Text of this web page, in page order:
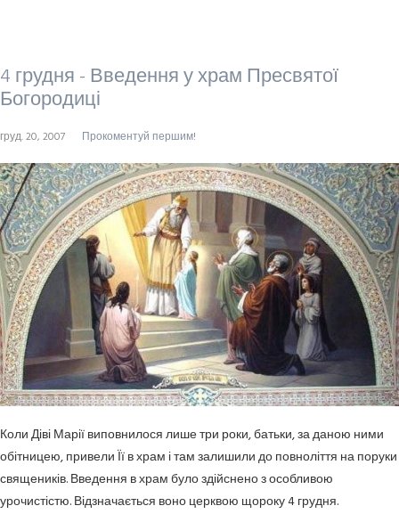
4 грудня - Введення у храм Пресвятої
Богородиці
груд. 20, 2007 Прокоментуй першим!
Коли Діві Марії виповни­лося лише три роки, батьки, за даною ними
обітницею, привели Її в храм і там залишили до повноліття на поруки
священиків. Введення в храм було здійснено з особли­вою
урочистістю. Відзнача­ється воно церквою щороку 4 грудня.